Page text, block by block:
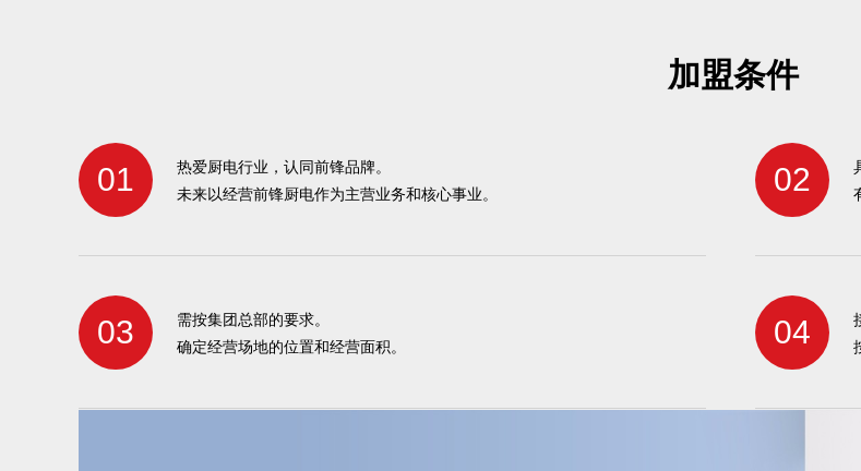
加盟条件
01
热爱厨电行业，认同前锋品牌。
未来以经营前锋厨电作为主营业务和核心事业。
02
03
需按集团总部的要求。
确定经营场地的位置和经营面积。
04